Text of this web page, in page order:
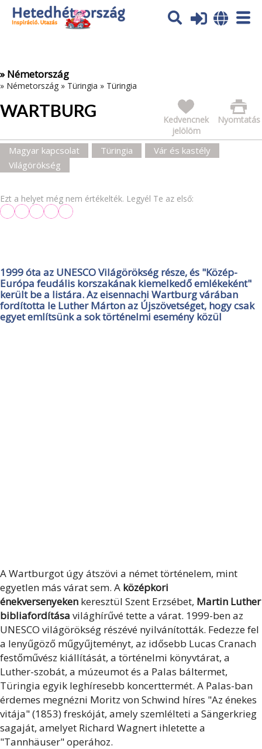
Az oldal sütiket (cookies) használ. További tájékoztatás itt:
Adatvédelmi tájékoztató
» Németország
» Németország » Türingia » Türingia
WARTBURG Nyomtatás
Kedvencnek
jelölöm
Magyar kapcsolat Türingia
Vár és kastély
Világörökség
Ezt a helyet még nem értékelték. Legyél Te az első:
1999 óta az UNESCO Világörökség része, és "Közép-
Európa feudális korszakának kiemelkedő emlékeként"
került be a listára. Az eisennachi Wartburg várában
fordította le Luther Márton az Újszövetséget, hogy csak
egyet említsünk a sok történelmi esemény közül
A Wartburgot úgy átszövi a német történelem, mint
egyetlen más várat sem. A középkori
énekversenyeken keresztül Szent Erzsébet, Martin Luther
bibliafordítása világhírűvé tette a várat. 1999-ben az
UNESCO világörökség részévé nyilvánították. Fedezze fel
a lenyűgöző műgyűjteményt, az idősebb Lucas Cranach
festőművész kiállítását, a történelmi könyvtárat, a
Luther-szobát, a múzeumot és a Palas báltermet,
Türingia egyik leghíresebb koncerttermét. A Palas-ban
érdemes megnézni Moritz von Schwind híres "Az énekes
vitája" (1853) freskóját, amely szemlélteti a Sängerkrieg
sagaját, amelyet Richard Wagnert ihletette a
"Tannhäuser" operához.